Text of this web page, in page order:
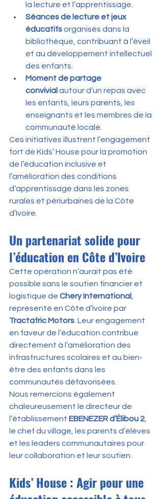
la lecture et l’apprentissage.
Séances de lecture et jeux
éducatifs organisés dans la
bibliothèque, contribuant à l’éveil
et au développement intellectuel
des enfants.
Moment de partage
convivial autour d’un repas avec
les enfants, leurs parents, les
enseignants et les membres de la
communauté locale.
Ces initiatives illustrent l’engagement
fort de Kids’ House pour la promotion
de l’éducation inclusive et
l’amélioration des conditions
d’apprentissage dans les zones
rurales et périurbaines de la Côte
d’Ivoire.
Un partenariat solide pour
l’éducation en Côte d’Ivoire
Cette opération n’aurait pas été
possible sans le soutien financier et
logistique de Chery International
représenté en Côte d’Ivoire par
Tractafric Motors . Leur engagement
en faveur de l’éducation contribue
directement à l’amélioration des
infrastructures scolaires et au bien-
être des enfants dans les
communautés défavorisées.
Nous remercions également
chaleureusement le directeur de
l’établissement EBENEZER d’Élibou 2
le chef du village, les parents d’élèves
et les leaders communautaires pour
leur collaboration et leur soutien.
Kids’ House : Agir pour une